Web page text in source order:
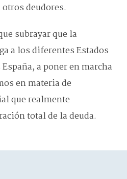
deudores.
subrayar que la
a los diferentes Estados
a poner en marcha
en materia de
que realmente
total de la deuda.